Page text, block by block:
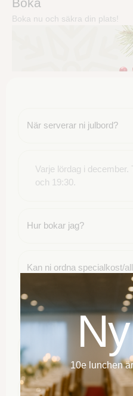
Boka nu och säkra din plats!
När serverar ni julbord?
Varje lördag i december.
och 19:30.
Hur bokar jag?
Kan ni ordna specialkost/
Tar ni emot större sällskap/
Finns det parkering i
Säljer ni presentkort?
10e lunchen